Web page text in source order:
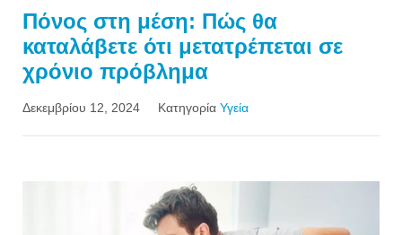
Πόνος στη μέση: Πώς θα
καταλάβετε ότι μετατρέπεται σε
χρόνιο πρόβλημα
Δεκεμβρίου 12, 2024 Κατηγορία Υγεία